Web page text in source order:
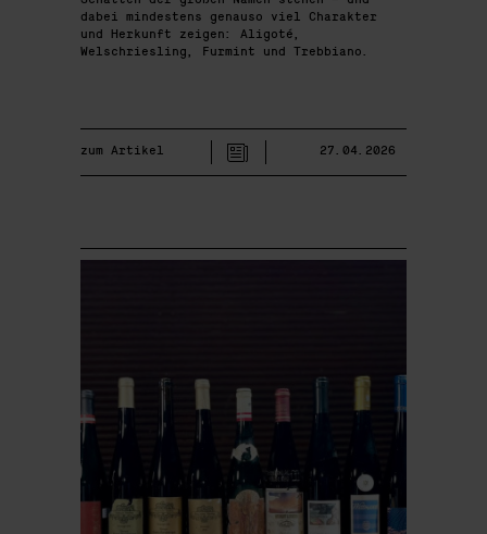
dabei mindestens genauso viel Charakter
und Herkunft zeigen: Aligoté,
Welschriesling, Furmint und Trebbiano.
zum Artikel 27.04.2026